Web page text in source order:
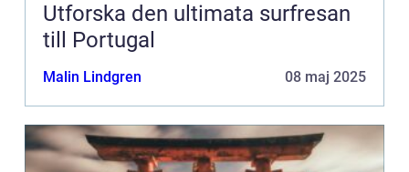
Utforska den ultimata surfresan
till Portugal
Malin Lindgren 08 maj 2025